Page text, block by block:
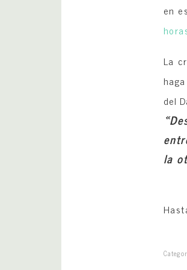
en
La
del
la